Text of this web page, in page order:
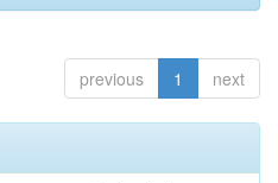
previous 1 next